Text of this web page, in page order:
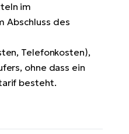
im
Abschluss des
Telefonkosten),
ohne dass ein
besteht.